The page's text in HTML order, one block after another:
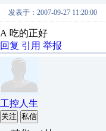
发表于：2007-09-27 11:20:00
A 吃的正好
回复 引用 举报
工控人生
关注 私信